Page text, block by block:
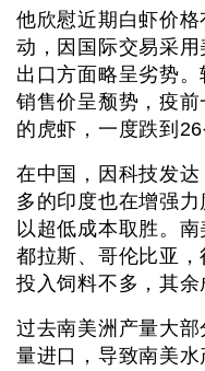
他欣慰近期白虾价
动，因国际交易采用
出口方面略呈劣势
销售价呈颓势，疫
的虎虾，一度跌到
在中国，因科技发
多的印度也在增强力
以超低成本取胜。
都拉斯、哥伦比亚，
投入饲料不多，其余
过去南美洲产量大
量进口，导致南美